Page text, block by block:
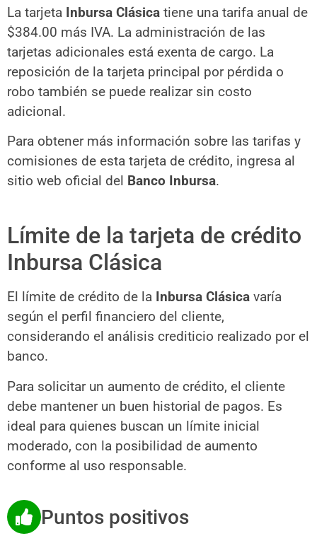
La tarjeta Inbursa Clásica tiene una tarifa anual de
$384.00 más IVA. La administración de las
tarjetas adicionales está exenta de cargo. La
reposición de la tarjeta principal por pérdida o
robo también se puede realizar sin costo
adicional.
Para obtener más información sobre las tarifas y
comisiones de esta tarjeta de crédito, ingresa al
sitio web oficial del Banco Inbursa.
Límite de la tarjeta de crédito
Inbursa Clásica
El límite de crédito de la Inbursa Clásica varía
según el perfil financiero del cliente,
considerando el análisis crediticio realizado por el
banco.
Para solicitar un aumento de crédito, el cliente
debe mantener un buen historial de pagos. Es
ideal para quienes buscan un límite inicial
moderado, con la posibilidad de aumento
conforme al uso responsable.
Puntos positivos